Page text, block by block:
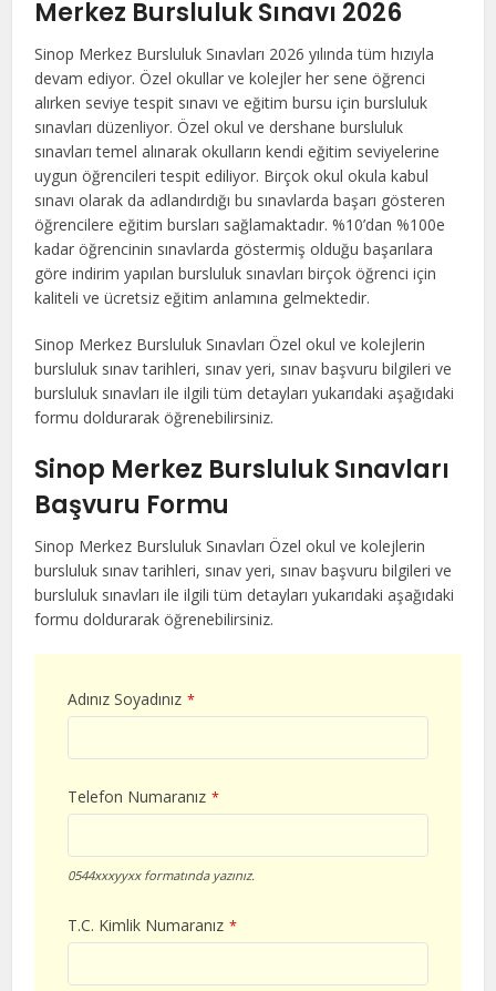
Merkez Bursluluk Sınavı 2026
Sinop Merkez Bursluluk Sınavları 2026 yılında tüm hızıyla
devam ediyor. Özel okullar ve kolejler her sene öğrenci
alırken seviye tespit sınavı ve eğitim bursu için bursluluk
sınavları düzenliyor. Özel okul ve dershane bursluluk
sınavları temel alınarak okulların kendi eğitim seviyelerine
uygun öğrencileri tespit ediliyor. Birçok okul okula kabul
sınavı olarak da adlandırdığı bu sınavlarda başarı gösteren
öğrencilere eğitim bursları sağlamaktadır. %10’dan %100e
kadar öğrencinin sınavlarda göstermiş olduğu başarılara
göre indirim yapılan bursluluk sınavları birçok öğrenci için
kaliteli ve ücretsiz eğitim anlamına gelmektedir.
Sinop Merkez Bursluluk Sınavları Özel okul ve kolejlerin
bursluluk sınav tarihleri, sınav yeri, sınav başvuru bilgileri ve
bursluluk sınavları ile ilgili tüm detayları yukarıdaki aşağıdaki
formu doldurarak öğrenebilirsiniz.
Sinop Merkez Bursluluk Sınavları
Başvuru Formu
Sinop Merkez Bursluluk Sınavları Özel okul ve kolejlerin
bursluluk sınav tarihleri, sınav yeri, sınav başvuru bilgileri ve
bursluluk sınavları ile ilgili tüm detayları yukarıdaki aşağıdaki
formu doldurarak öğrenebilirsiniz.
Adınız Soyadınız *
Telefon Numaranız *
0544xxxyyxx formatında yazınız.
T.C. Kimlik Numaranız *